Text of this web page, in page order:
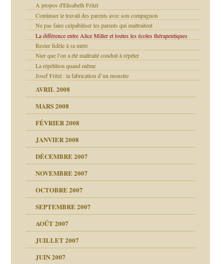
A propos d'Elisabeth Fritzl
Continuer le travail des parents avec son compagnon
Ne pas faire culpabiliser les parents qui maltraitent
La différence entre Alice Miller et toutes les écoles thérapeutiques
Rester fidèle à sa mère
Nier que l’on a été maltraité conduit à répéter
La répétition quand même
Josef Fritzl : la fabrication d’un monstre
AVRIL 2008
MARS 2008
FÉVRIER 2008
à lui
JANVIER 2008
DÉCEMBRE 2007
printemps
NOVEMBRE 2007
OCTOBRE 2007
SEPTEMBRE 2007
AOÛT 2007
JUILLET 2007
JUIN 2007